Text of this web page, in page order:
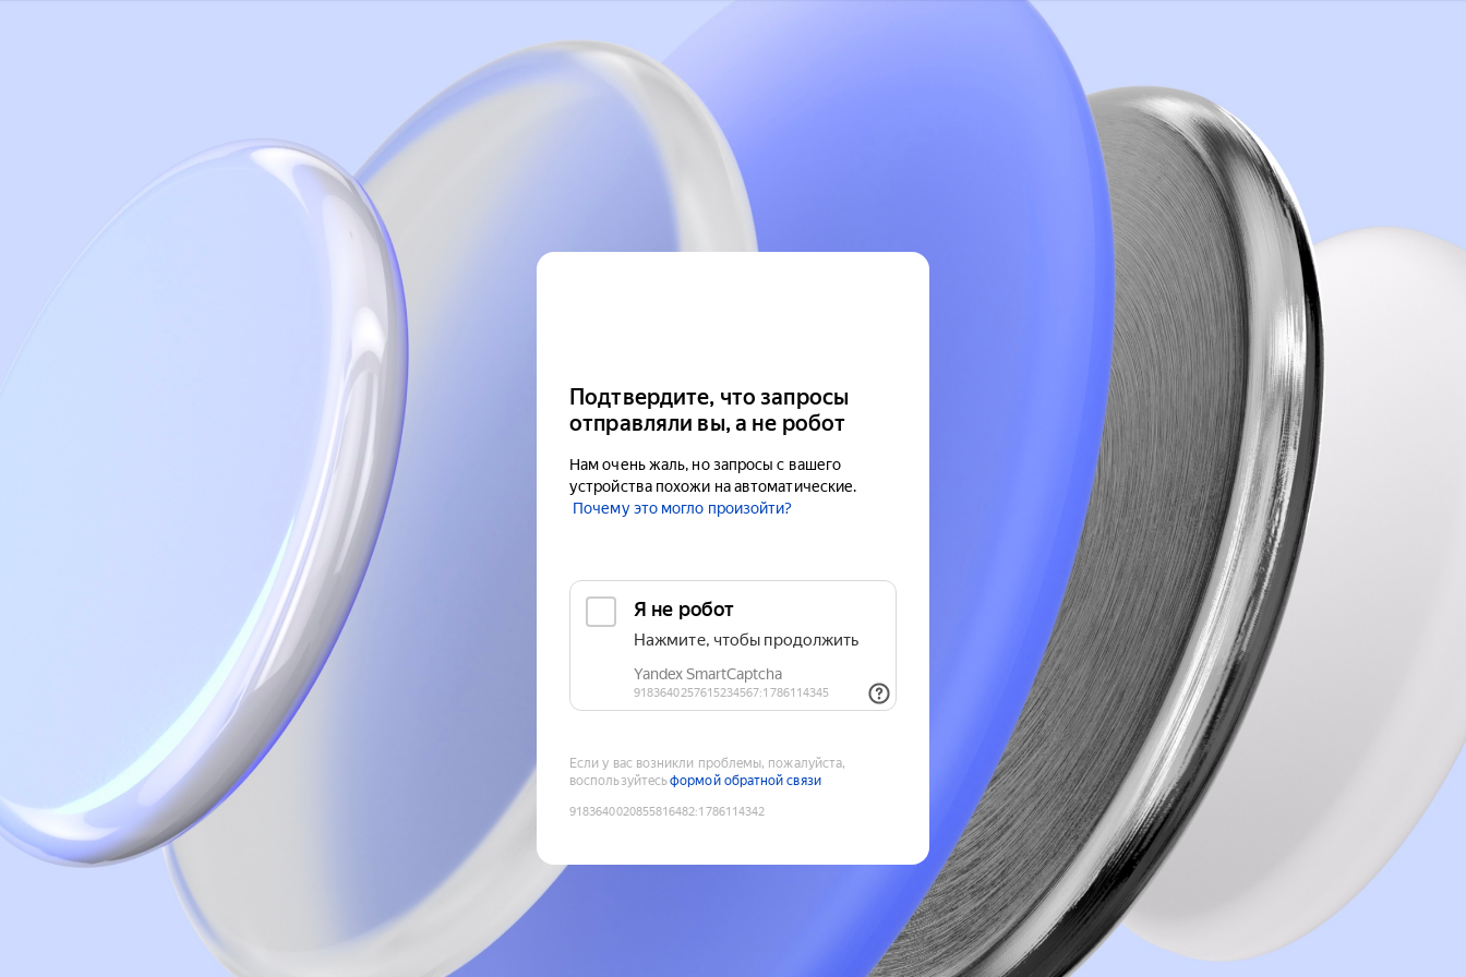
Подтвердите, что запросы
отправляли вы, а не робот
Нам очень жаль, но запросы с вашего
устройства похожи на автоматические.
Почему это могло произойти?
Если у вас возникли проблемы, пожалуйста,
воспользуйтесьформой обратной связи
9183640020855816482:1786114342